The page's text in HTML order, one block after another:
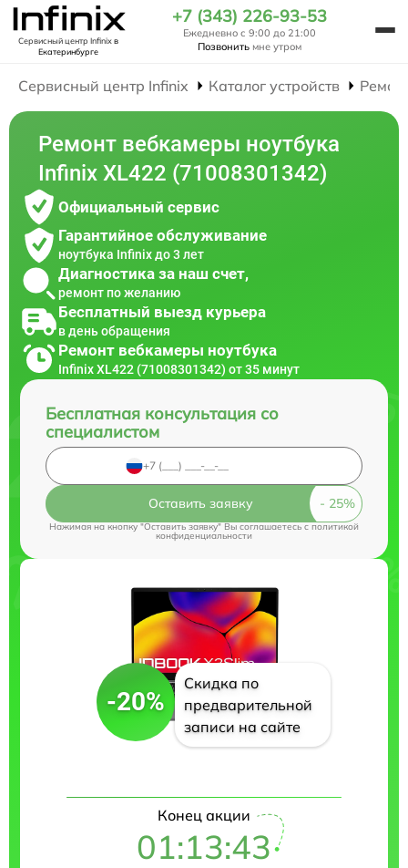
Сервисный центр Infinixв
Екатеринбурге
+7 (343) 226-93-53
Ежедневно с 9:00 до 21:00
Позвонить мне утром
Сервисный центр Infinix Каталог устройств
Ремонт вебкамеры ноутбука
Infinix XL422 (71008301342)
Официальный сервис
Гарантийное обслуживание
ноутбука Infinix до 3 лет
Диагностика за наш счет,
ремонт по желанию
Бесплатный выезд курьера
в день обращения
Ремонт вебкамеры ноутбука
Infinix XL422 (71008301342) от 35 минут
Бесплатная консультация со
специалистом
Оставить заявку
Нажимая на кнопку "Оставить заявку" Вы соглашаетесь cполитикой
конфиденциальности
-20%
Скидка по
предварительной
записи на сайте
Конец акции
01:13:42